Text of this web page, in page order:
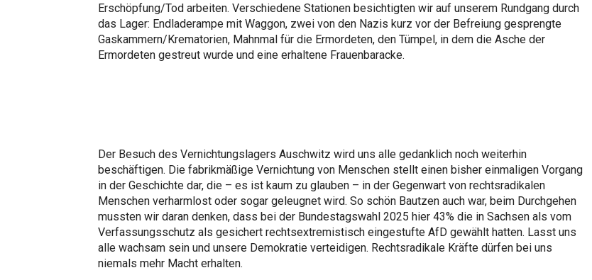
Erschöpfung/Tod arbeiten. Verschiedene Stationen besichtigten wir auf unserem Rundgang durch
das Lager: Endladerampe mit Waggon, zwei von den Nazis kurz vor der Befreiung gesprengte
Gaskammern/Krematorien, Mahnmal für die Ermordeten, den Tümpel, in dem die Asche der
Ermordeten gestreut wurde und eine erhaltene Frauenbaracke.
Der Besuch des Vernichtungslagers Auschwitz wird uns alle gedanklich noch weiterhin
beschäftigen. Die fabrikmäßige Vernichtung von Menschen stellt einen bisher einmaligen Vorgang
in der Geschichte dar, die – es ist kaum zu glauben – in der Gegenwart von rechtsradikalen
Menschen verharmlost oder sogar geleugnet wird. So schön Bautzen auch war, beim Durchgehen
mussten wir daran denken, dass bei der Bundestagswahl 2025 hier 43% die in Sachsen als vom
Verfassungsschutz als gesichert rechtsextremistisch eingestufte AfD gewählt hatten. Lasst uns
alle wachsam sein und unsere Demokratie verteidigen. Rechtsradikale Kräfte dürfen bei uns
niemals mehr Macht erhalten.